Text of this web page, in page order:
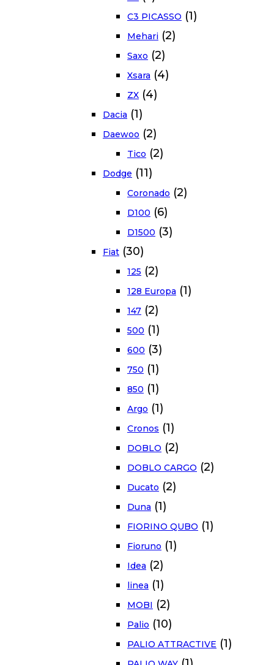
C3 PICASSO (1)
Mehari (2)
Saxo (2)
Xsara (4)
ZX (4)
Dacia (1)
Daewoo (2)
Tico (2)
Dodge (11)
Coronado (2)
D100 (6)
D1500 (3)
Fiat (30)
125 (2)
128 Europa (1)
147 (2)
500 (1)
600 (3)
750 (1)
850 (1)
Argo (1)
Cronos (1)
DOBLO (2)
DOBLO CARGO (2)
Ducato (2)
Duna (1)
FIORINO QUBO (1)
Fioruno (1)
Idea (2)
linea (1)
MOBI (2)
Palio (10)
PALIO ATTRACTIVE (1)